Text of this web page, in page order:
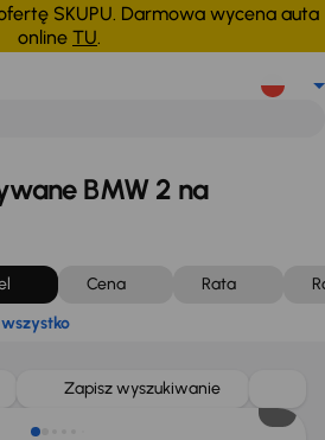
SKUPU. Darmowa wycena auta
online TU.
BMW 2 na
Cena Rata
Zapisz wyszukiwanie